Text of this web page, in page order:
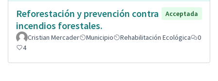
Reforestación y prevención contra
incendios forestales.
Acceptada
Cristian Mercader Municipio Rehabilitación Ecológica
0
4